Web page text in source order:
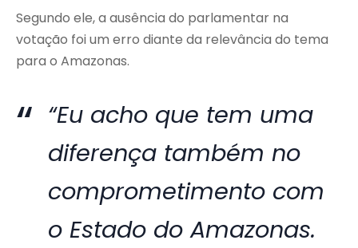
Segundo ele, a ausência do parlamentar na
votação foi um erro diante da relevância do tema
para o Amazonas.
“Eu acho que tem uma
diferença também no
comprometimento com
o Estado do Amazonas.